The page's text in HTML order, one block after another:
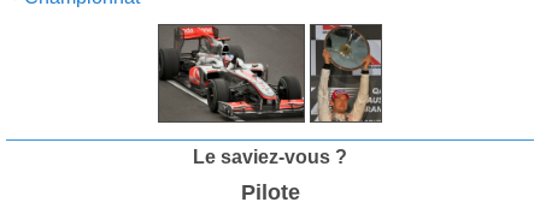
Le saviez-vous ?
Pilote